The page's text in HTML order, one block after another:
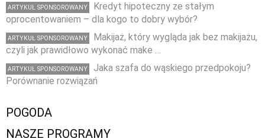
ARTYKUŁ SPONSOROWANY
Kredyt hipoteczny ze stałym
oprocentowaniem – dla kogo to dobry wybór?
ARTYKUŁ SPONSOROWANY
Makijaż, który wygląda jak bez makijażu,
czyli jak prawidłowo wykonać make …
ARTYKUŁ SPONSOROWANY
Jaka szafa do wąskiego przedpokoju?
Porównanie rozwiązań
POGODA
NASZE PROGRAMY